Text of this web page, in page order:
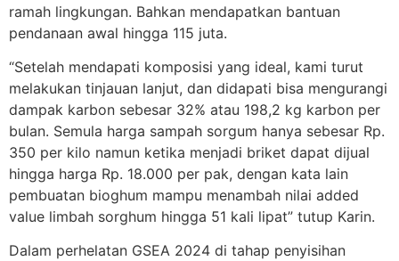
ramah lingkungan. Bahkan mendapatkan bantuan
pendanaan awal hingga 115 juta.
“Setelah mendapati komposisi yang ideal, kami turut
melakukan tinjauan lanjut, dan didapati bisa mengurangi
dampak karbon sebesar 32% atau 198,2 kg karbon per
bulan. Semula harga sampah sorgum hanya sebesar Rp.
350 per kilo namun ketika menjadi briket dapat dijual
hingga harga Rp. 18.000 per pak, dengan kata lain
pembuatan bioghum mampu menambah nilai added
value limbah sorghum hingga 51 kali lipat” tutup Karin.
Dalam perhelatan GSEA 2024 di tahap penyisihan